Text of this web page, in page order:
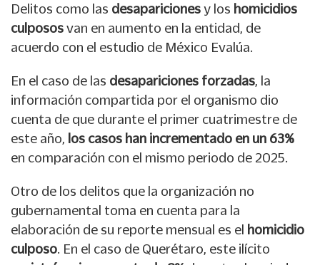
Delitos como las desapariciones y los homicidios
culposos van en aumento en la entidad, de
acuerdo con el estudio de México Evalúa.
En el caso de las desapariciones forzadas, la
información compartida por el organismo dio
cuenta de que durante el primer cuatrimestre de
este año, los casos han incrementado en un 63%
en comparación con el mismo periodo de 2025.
Otro de los delitos que la organización no
gubernamental toma en cuenta para la
elaboración de su reporte mensual es el homicidio
culposo. En el caso de Querétaro, este ilícito